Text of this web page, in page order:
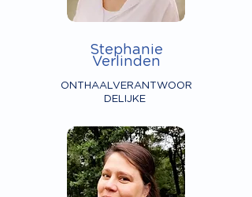
Stephanie
Verlinden
ONTHAALVERANTWOOR
DELIJKE